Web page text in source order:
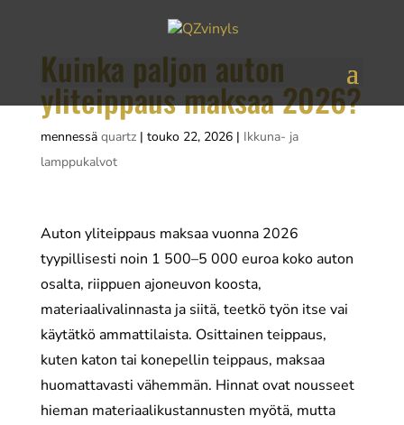
Kuinka paljon auton
yliteippaus maksaa 2026?
mennessä quartz| touko 22, 2026| Ikkuna- ja
lamppukalvot
Auton yliteippaus maksaa vuonna 2026
tyypillisesti noin 1 500–5 000 euroa koko auton
osalta, riippuen ajoneuvon koosta,
materiaalivalinnasta ja siitä, teetkö työn itse vai
käytätkö ammattilaista. Osittainen teippaus,
kuten katon tai konepellin teippaus, maksaa
huomattavasti vähemmän. Hinnat ovat nousseet
hieman materiaalikustannusten myötä, mutta